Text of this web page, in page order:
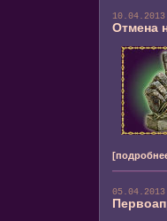
Отмена